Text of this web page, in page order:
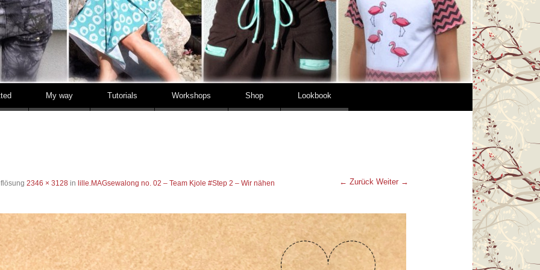
My way Tutorials Workshops Shop Lookbook
2346 × 3128in lille.MAGsewalong no. 02 – Team Kjole #Step 2 – Wir nähen ← Zurück Weiter →